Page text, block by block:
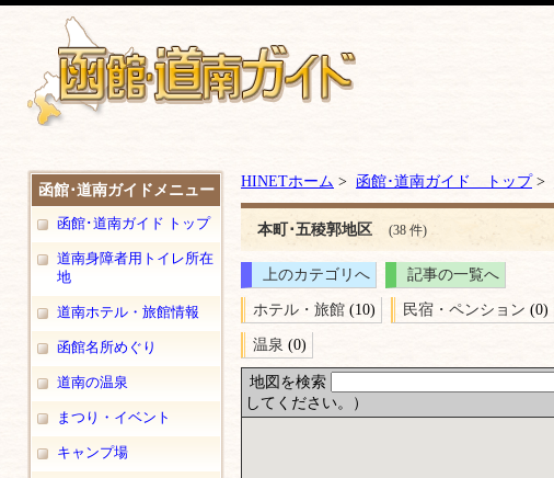
函館･道南ガイドメニュー
函館･道南ガイド トップ
道南身障者用トイレ所在
地
道南ホテル・旅館情報
函館名所めぐり
道南の温泉
まつり・イベント
キャンプ場
HINETホーム > 函館･道南ガイド トップ>
本町･五稜郭地区 (38 件)
上のカテゴリへ
記事の一覧へ
ホテル・旅館 (10) 民宿・ペンション (0)
温泉 (0)
地図を検索
してください。）